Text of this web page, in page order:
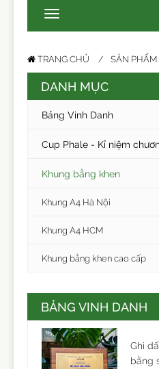
TRANG CHỦ SẢN PHẨM
DANH MỤC
Bảng Vinh Danh
Cup Phale - Kỉ niệm
Khung bằng khen
Khung A4 Hà Nội
Khung A4 HCM
Khung bằng khen cao cấp
BẢNG VINH DANH
Ghi
bằng